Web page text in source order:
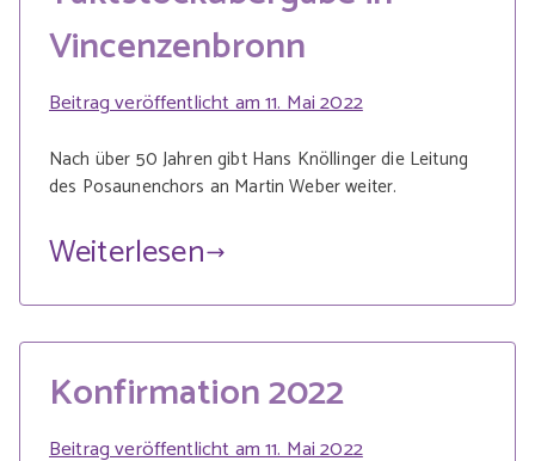
Vincenzenbronn
Beitrag veröffentlicht am11. Mai 2022
Nach über 50 Jahren gibt Hans Knöllinger die Leitung
des Posaunenchors an Martin Weber weiter.
Weiterlesen
Konfirmation 2022
Beitrag veröffentlicht am11. Mai 2022